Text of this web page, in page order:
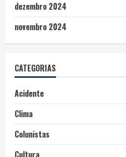
dezembro 2024
novembro 2024
CATEGORIAS
Acidente
Clima
Colunistas